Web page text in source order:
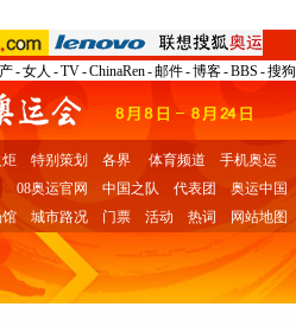
-女人 -TV-ChinaRen-邮件-博客-BBS -搜狗
炬 特别策划 各界 体育频道
手机奥运
08奥运官网 中国之队 代表团
奥运中国
城市路况 门票 活动 热词 网站地图